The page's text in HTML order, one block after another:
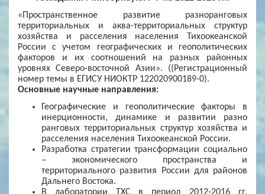
«Пространственное развитие разноранговых
территориальных и аква-территориальных структур
хозяйства и расселения населения Тихоокеанской
России с учетом географических и геополитических
факторов и их соотношений на разных районных
уровнях Северо-восточной Азии». ((Регистрационный
номер темы в ЕГИСУ НИОКТР 122020900189-0).
Основные научные направления:
Географические и геополитические факторы в
инерционности, динамике и развитии разно
ранговых территориальных структур хозяйства и
расселения населения Тихоокеанской России.
Разработка стратегии трансформации социально
– экономического пространства и
территориального развития России для районов
Дальнего Востока.
В лаборатории ТХС в период 2012-2016 гг.